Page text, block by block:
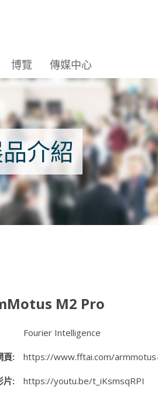
博覽 傳媒中心
介紹
M2 Pro
Fourier Intelligence
頁: https://www.fftai.com/
片: https://youtu.be/t_iKsmsqRPI